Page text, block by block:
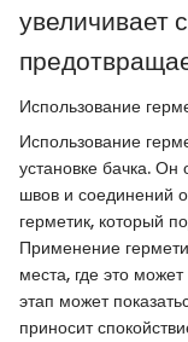
увеличивает
Использование
Использование
установке бачка.
швов и соединений
герметик, который
Применение
места, где это
этап может
приносит